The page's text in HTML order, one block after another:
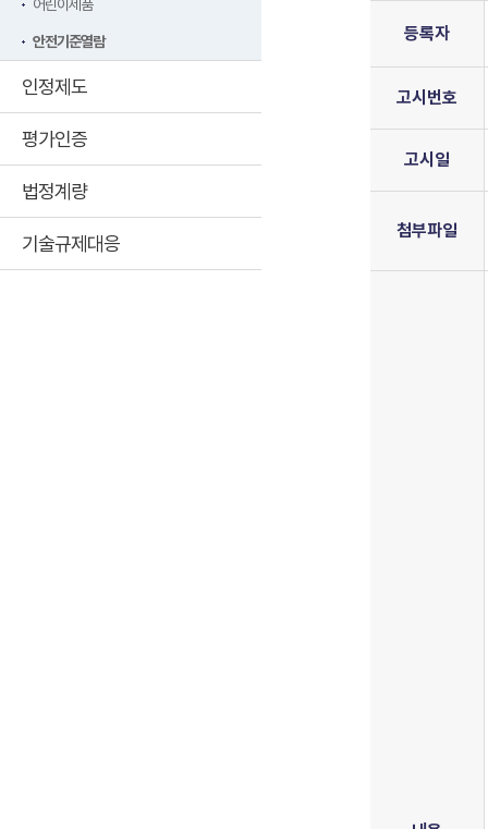
등록자
고시번호
고시일
첨부파일
어린이제품
안전기준열람
인정제도
평가인증
법정계량
기술규제대응